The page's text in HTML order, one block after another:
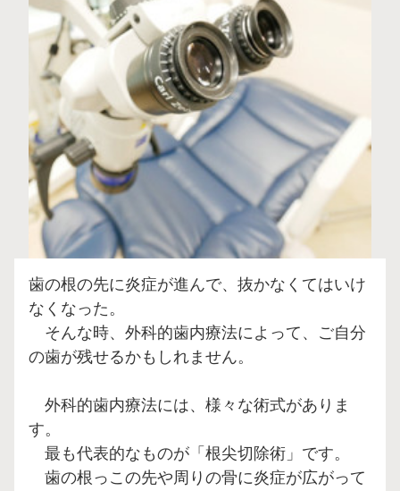
歯の根の先に炎症が進んで、抜かなくてはいけ
なくなった。
そんな時、外科的歯内療法によって、ご自分
の歯が残せるかもしれません。
外科的歯内療法には、様々な術式がありま
す。
最も代表的なものが「根尖切除術」です。
歯の根っこの先や周りの骨に炎症が広がって